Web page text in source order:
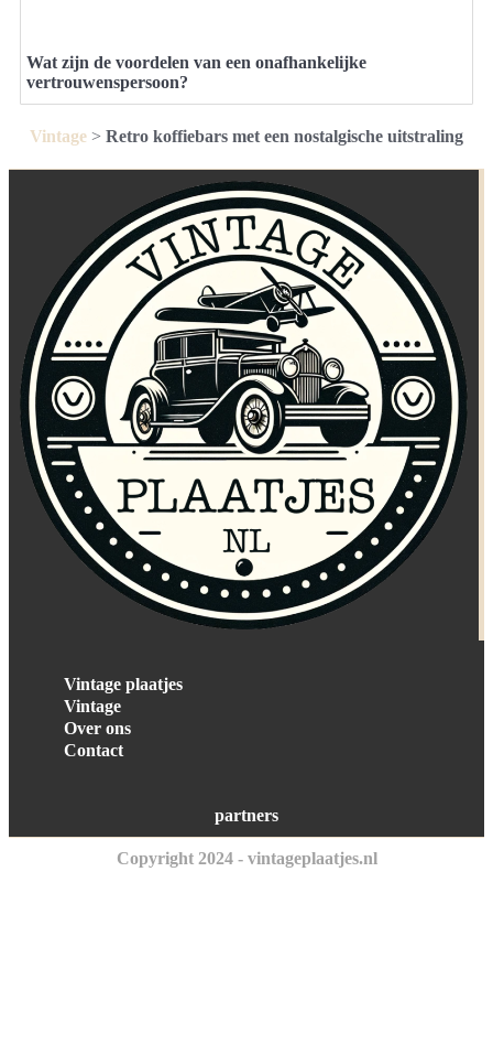
Wat zijn de voordelen van een onafhankelijke
vertrouwenspersoon?
Vintage > Retro koffiebars met een nostalgische uitstraling
Vintage plaatjes
Vintage
Over ons
Contact
partners
Copyright 2024 - vintageplaatjes.nl